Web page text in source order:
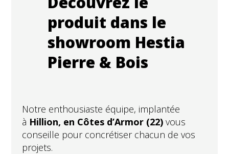
produit dans le
showroom Hestia
Pierre & Bois
Notre enthousiaste équipe, implantée
à Hillion, en Côtes d’Armor (22)vous
conseille pour concrétiser chacun de vos
projets.